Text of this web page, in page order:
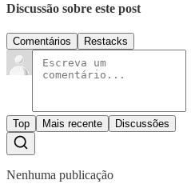
Discussão sobre este post
Comentários Restacks
Top Mais recente Discussões
Nenhuma publicação